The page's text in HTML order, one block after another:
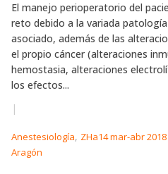
El manejo perioperatorio del
reto debido a la variada
asociado, además de las
el propio cáncer (alteraciones
hemostasia, alteraciones
los efectos...
|
Anestesiología, ZHa14 mar-abr
Aragón